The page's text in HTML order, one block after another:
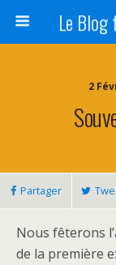
2
Partager
Nous fêterons
de la première